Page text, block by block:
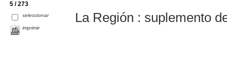
5 / 273
seleccionar
imprimir
La Región : suplemento